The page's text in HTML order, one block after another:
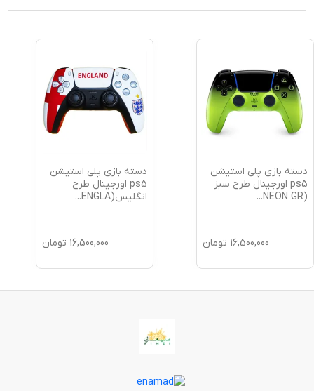
دسته بازی پلی استیشن
ps5 اورجینال طرح سبز
(NEON GR
...
16,500,000 تومان
دسته بازی پلی استیشن
ps5 اورجینال طرح
انگلیس(ENGLA
...
16,500,000 تومان